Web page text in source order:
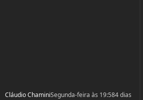
Cláudio ChaminiSegunda-feira às 19:584 dias